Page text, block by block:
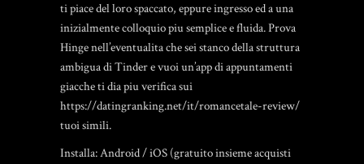
ti piace del loro spaccato, eppure ingresso ed a una
inizialmente colloquio piu semplice e fluida. Prova
Hinge nell’eventualita che sei stanco della struttura
ambigua di Tinder e vuoi un’app di appuntamenti
giacche ti dia piu verifica sui
https://datingranking.net/it/romancetale-review/
tuoi simili.
Installa: Android / iOS (gratuito insieme acquisti